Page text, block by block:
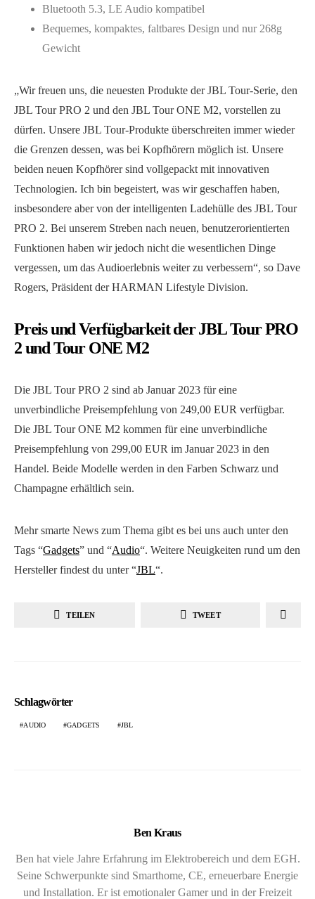
Bluetooth 5.3, LE Audio kompatibel
Bequemes, kompaktes, faltbares Design und nur 268g
Gewicht
„Wir freuen uns, die neuesten Produkte der JBL Tour-Serie, den
JBL Tour PRO 2 und den JBL Tour ONE M2, vorstellen zu
dürfen. Unsere JBL Tour-Produkte überschreiten immer wieder
die Grenzen dessen, was bei Kopfhörern möglich ist. Unsere
beiden neuen Kopfhörer sind vollgepackt mit innovativen
Technologien. Ich bin begeistert, was wir geschaffen haben,
insbesondere aber von der intelligenten Ladehülle des JBL Tour
PRO 2. Bei unserem Streben nach neuen, benutzerorientierten
Funktionen haben wir jedoch nicht die wesentlichen Dinge
vergessen, um das Audioerlebnis weiter zu verbessern“, so Dave
Rogers, Präsident der HARMAN Lifestyle Division.
Preis und Verfügbarkeit der JBL Tour PRO
2 und Tour ONE M2
Die JBL Tour PRO 2 sind ab Januar 2023 für eine
unverbindliche Preisempfehlung von 249,00 EUR verfügbar.
Die JBL Tour ONE M2 kommen für eine unverbindliche
Preisempfehlung von 299,00 EUR im Januar 2023 in den
Handel. Beide Modelle werden in den Farben Schwarz und
Champagne erhältlich sein.
Mehr smarte News zum Thema gibt es bei uns auch unter den
Tags “Gadgets” und “Audio“. Weitere Neuigkeiten rund um den
Hersteller findest du unter “JBL“.
TEILEN TWEET
Schlagwörter
AUDIO GADGETS JBL
Ben Kraus
Ben hat viele Jahre Erfahrung im Elektrobereich und dem EGH.
Seine Schwerpunkte sind Smarthome, CE, erneuerbare Energie
und Installation. Er ist emotionaler Gamer und in der Freizeit